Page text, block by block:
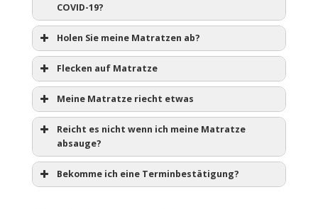
COVID-19?
Holen Sie meine Matratzen ab?
Flecken auf Matratze
Meine Matratze riecht etwas
Reicht es nicht wenn ich meine Matratze
absauge?
Bekomme ich eine Terminbestätigung?